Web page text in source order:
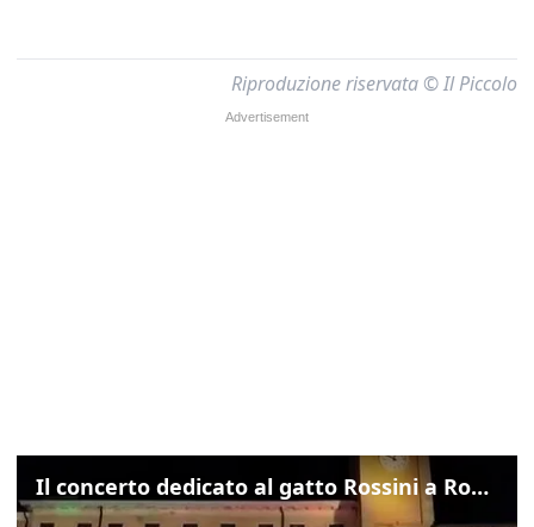
Riproduzione riservata © Il Piccolo
Il concerto dedicato al gatto Rossini a Rovigo: ecco un estratto